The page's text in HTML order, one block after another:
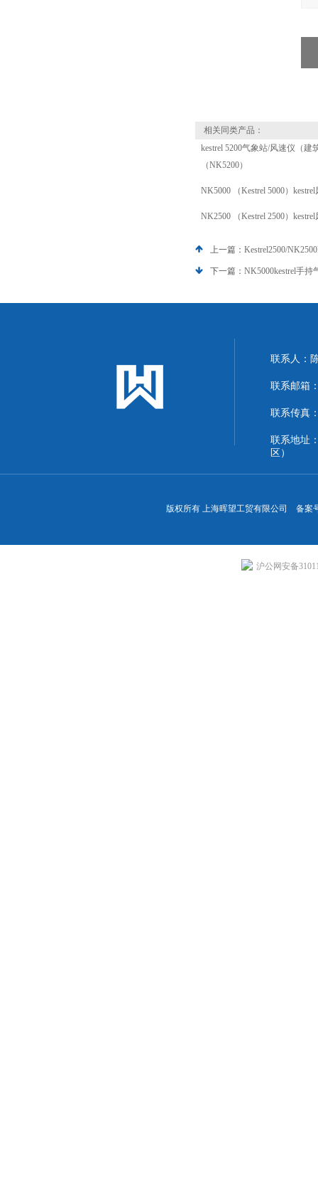
相关同类产品：
kestrel 5200气象站/风速仪（建
（NK5200）
NK5000 （Kestrel 5000）
NK2500 （Kestrel 2500）
上一篇： Kestrel2500/
下一篇： NK5000kestrel手持
联系人：
联系邮箱
联系传真
联系地址
区）
版权所有 上海晖望工贸有限公司 备案
沪公网安备